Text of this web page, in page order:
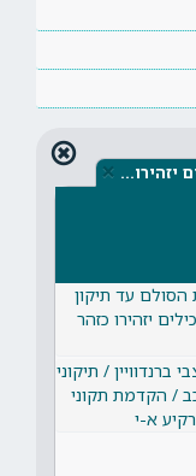
יזהירו… ×
הסולם עד תיקון
יזהירו כזהר
/ תיקוני
/ הקדמת תקוני
א-י